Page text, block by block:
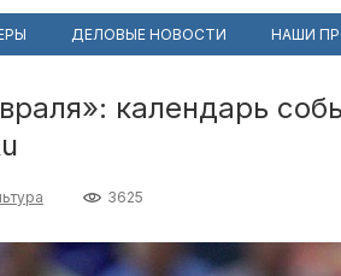
ДЕЛОВЫЕ НОВОСТИ НАШИ
календарь
3625